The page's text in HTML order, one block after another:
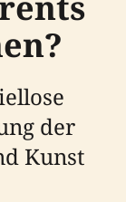
der
Kunst